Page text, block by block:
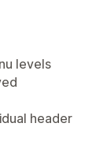
levels
header